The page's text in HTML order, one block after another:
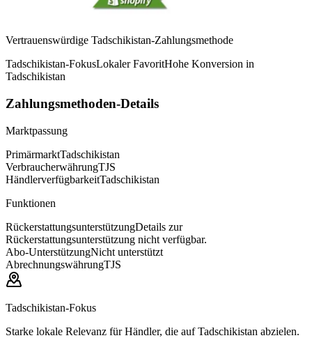
Vertrauenswürdige Tadschikistan-Zahlungsmethode
Tadschikistan-FokusLokaler FavoritHohe Konversion in
Tadschikistan
Zahlungsmethoden-Details
Marktpassung
PrimärmarktTadschikistan
VerbraucherwährungTJS
HändlerverfügbarkeitTadschikistan
Funktionen
RückerstattungsunterstützungDetails zur
Rückerstattungsunterstützung nicht verfügbar.
Abo-UnterstützungNicht unterstützt
AbrechnungswährungTJS
Tadschikistan-Fokus
Starke lokale Relevanz für Händler, die auf Tadschikistan abzielen.